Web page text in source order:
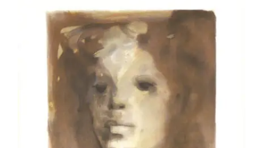
Leonor Fini – II (L’enfant des dieux)